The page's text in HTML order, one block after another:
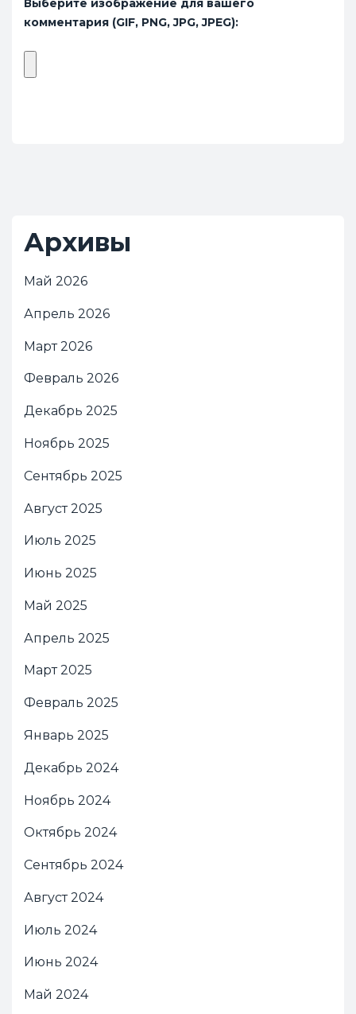
Выберите изображение для вашего
комментария (GIF, PNG, JPG, JPEG):
Архивы
Май 2026
Апрель 2026
Март 2026
Февраль 2026
Декабрь 2025
Ноябрь 2025
Сентябрь 2025
Август 2025
Июль 2025
Июнь 2025
Май 2025
Апрель 2025
Март 2025
Февраль 2025
Январь 2025
Декабрь 2024
Ноябрь 2024
Октябрь 2024
Сентябрь 2024
Август 2024
Июль 2024
Июнь 2024
Май 2024